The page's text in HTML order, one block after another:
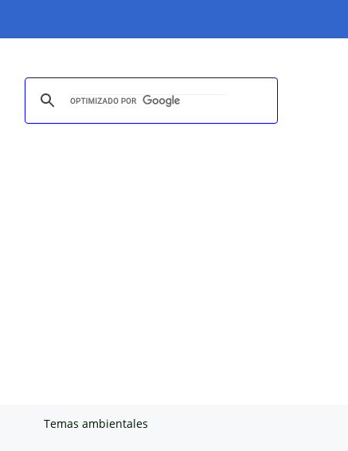
Temas ambientales